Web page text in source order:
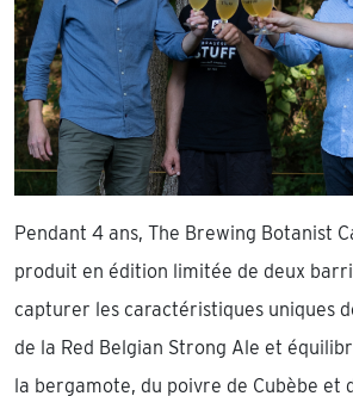
Pendant 4 ans, The Brewing Botanist
produit en édition limitée de deux
capturer les caractéristiques uniques
de la Red Belgian Strong Ale et
la bergamote, du poivre de Cubèbe et